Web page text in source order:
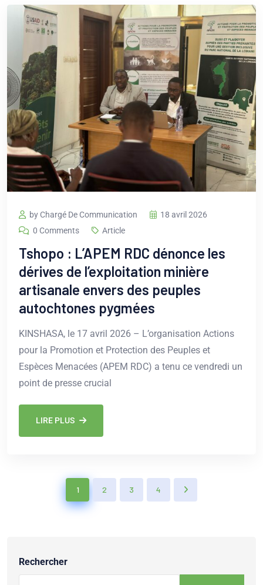
by Chargé De Communication
18 avril 2026
0 Comments
Article
Tshopo : L’APEM RDC dénonce les
dérives de l’exploitation minière
artisanale envers des peuples
autochtones pygmées
KINSHASA, le 17 avril 2026 – L’organisation Actions
pour la Promotion et Protection des Peuples et
Espèces Menacées (APEM RDC) a tenu ce vendredi un
point de presse crucial
LIRE PLUS
1 2 3 4
Rechercher